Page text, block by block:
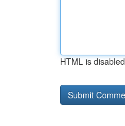
HTML is disabled